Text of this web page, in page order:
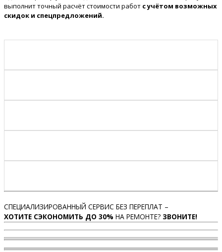
выполнит точный расчёт стоимости работ с учётом возможных
скидок и спецпредложений.
СПЕЦИАЛИЗИРОВАННЫЙ СЕРВИС БЕЗ ПЕРЕПЛАТ –
ХОТИТЕ СЭКОНОМИТЬ ДО 30% НА РЕМОНТЕ? ЗВОНИТЕ!